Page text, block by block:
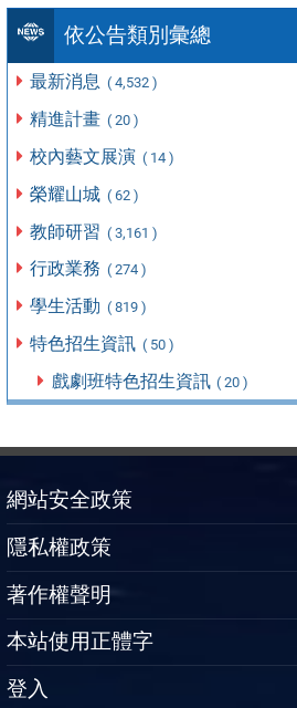
依公告類別彙總
最新消息 ( 4,532 )
精進計畫 ( 20 )
校內藝文展演 ( 14 )
榮耀山城 ( 62 )
教師研習 ( 3,161 )
行政業務 ( 274 )
學生活動 ( 819 )
特色招生資訊 ( 50 )
戲劇班特色招生資訊 ( 20 )
網站安全政策
隱私權政策
著作權聲明
本站使用正體字
登入